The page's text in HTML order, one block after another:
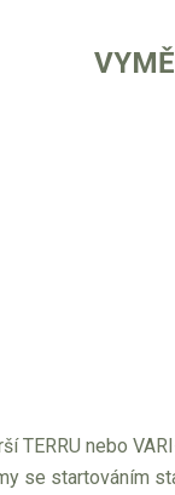
TERRU nebo
se startováním